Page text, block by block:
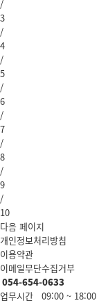
/
3
/
4
/
5
/
6
/
7
/
8
/
9
/
10
다음 페이지
개인정보처리방침
이용약관
이메일무단수집거부
054-654-0633
업무시간 09:00 ~ 18:00